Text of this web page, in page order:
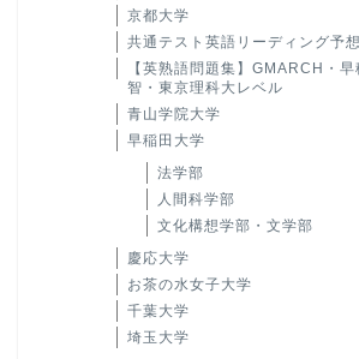
京都大学
共通テスト英語リーディング予
【英熟語問題集】GMARCH・
智・東京理科大レベル
青山学院大学
早稲田大学
法学部
人間科学部
文化構想学部・文学部
慶応大学
お茶の水女子大学
千葉大学
埼玉大学